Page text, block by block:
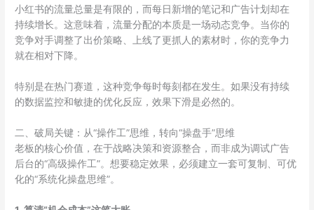
小红书的流量总量是有限的，而每日新增的笔记和广告计划却在
持续增长。这意味着，流量分配的本质是一场动态竞争。当你的
竞争对手调整了出价策略、上线了更抓人的素材时，你的竞争力
就在相对下降。
特别是在热门赛道，这种竞争每时每刻都在发生。如果没有持续
的数据监控和敏捷的优化反应，效果下滑是必然的。
二、破局关键：从“操作工”思维，转向“操盘手”思维
老板的核心价值，在于战略决策和资源整合，而非成为调试广告
后台的“高级操作工”。想要稳定效果，必须建立一套可复制、可优
化的“系统化操盘思维”。